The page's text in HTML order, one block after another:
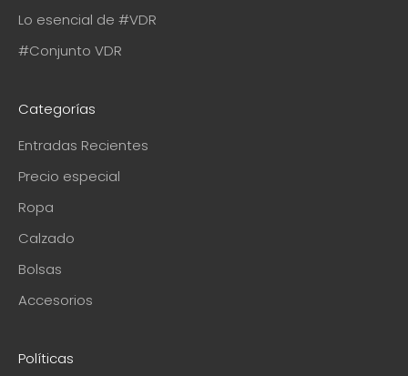
Lo esencial de #VDR
#Conjunto VDR
Categorías
Entradas Recientes
Precio especial
Ropa
Calzado
Bolsas
Accesorios
Políticas